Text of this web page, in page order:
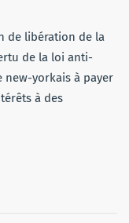
de libération de la
de la loi anti-
yorkais à payer
à des